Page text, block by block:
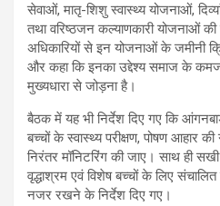
सेवाओं, मातृ-शिशु स्वास्थ्य योजनाओं,
तथा वरिष्ठजन कल्याणकारी योजनाओं की
अधिकारियों से इन योजनाओं के जमीनी
और कहा कि इनका उद्देश्य समाज के
मुख्यधारा से जोड़ना है।
बैठक में यह भी निर्देश दिए गए कि
बच्चों के स्वास्थ्य परीक्षण, पोषण आहार
निरंतर मॉनिटरिंग की जाए। साथ ही
वृद्धाश्रम एवं विशेष बच्चों के लिए संचालित
नजर रखने के निर्देश दिए गए।